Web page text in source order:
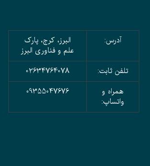
آدرس:
البرز، کرج، پارک
علم و فناوری البرز
تلفن ثابت:
02634764078
همراه و
واتساپ:
09355047676